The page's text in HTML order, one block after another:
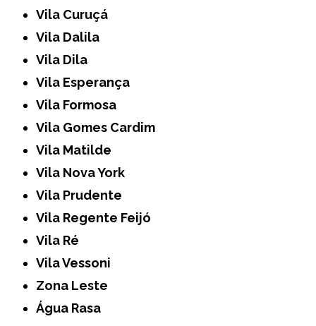
Vila Curuçá
Vila Dalila
Vila Dila
Vila Esperança
Vila Formosa
Vila Gomes Cardim
Vila Matilde
Vila Nova York
Vila Prudente
Vila Regente Feijó
Vila Ré
Vila Vessoni
Zona Leste
Água Rasa